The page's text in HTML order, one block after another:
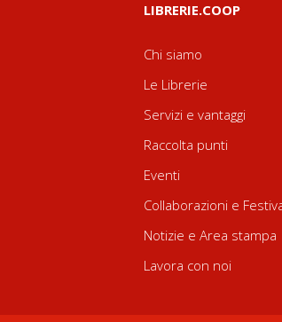
LIBRERIE.COOP
Chi siamo
Le Librerie
Servizi e vantaggi
Raccolta punti
Eventi
Collaborazioni e
Notizie e Area stampa
Lavora con noi